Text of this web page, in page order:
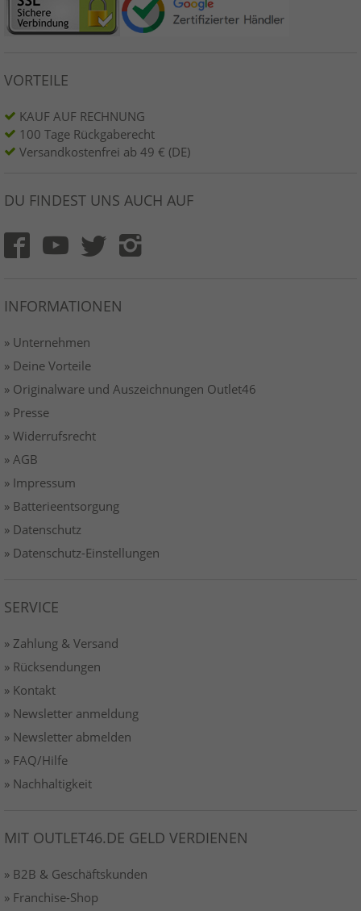
VORTEILE
KAUF AUF RECHNUNG
100 Tage Rückgaberecht
Versandkostenfrei ab 49 € (DE)
DU FINDEST UNS AUCH AUF
INFORMATIONEN
» Unternehmen
» Deine Vorteile
» Originalware und Auszeichnungen Outlet46
» Presse
» Widerrufsrecht
» AGB
» Impressum
» Batterieentsorgung
» Datenschutz
» Datenschutz-Einstellungen
SERVICE
» Zahlung & Versand
» Rücksendungen
» Kontakt
» Newsletter anmeldung
» Newsletter abmelden
» FAQ/Hilfe
» Nachhaltigkeit
MIT OUTLET46.DE GELD VERDIENEN
» B2B & Geschäftskunden
» Franchise-Shop